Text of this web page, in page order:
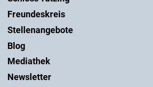
Freundeskreis
Stellenangebote
Blog
Mediathek
Newsletter